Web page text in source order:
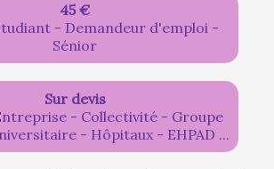
45 €
- Demandeur d'emploi -
Sénior
Sur devis
- Collectivité - Groupe
- Hôpitaux - EHPAD ...